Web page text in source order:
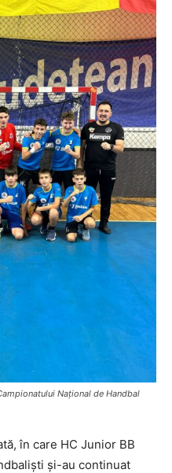
Național de Handbal
în care HC Junior BB
și-au continuat